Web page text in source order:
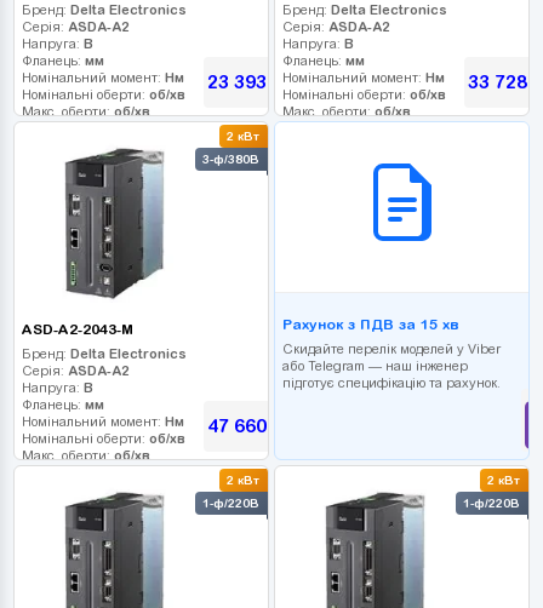
Бренд: Delta Electronics
Серія: ASDA-A2
Напруга: В
Фланець: мм
Номінальний момент: Нм
Номінальні оберти: об/хв
Макс. оберти: об/хв
Гальмо:
23 393 грн
Бренд: Delta Electronics
Серія: ASDA-A2
Напруга: В
Фланець: мм
Номінальний момент: Нм
Номінальні оберти: об/хв
Макс. оберти: об/хв
33 728
2 кВт
3-ф/380В
ASD-A2-2043-M
Бренд: Delta Electronics
Серія: ASDA-A2
Напруга: В
Фланець: мм
Номінальний момент: Нм
Номінальні оберти: об/хв
Макс. оберти: об/хв
Гальмо:
47 660грн
Рахунок з ПДВ за 15 хв
Скидайте перелік моделей у Viber
або Telegram — наш інженер
підготує специфікацію та рахунок.
2 кВт
1-ф/220В
2 кВт
1-ф/220В